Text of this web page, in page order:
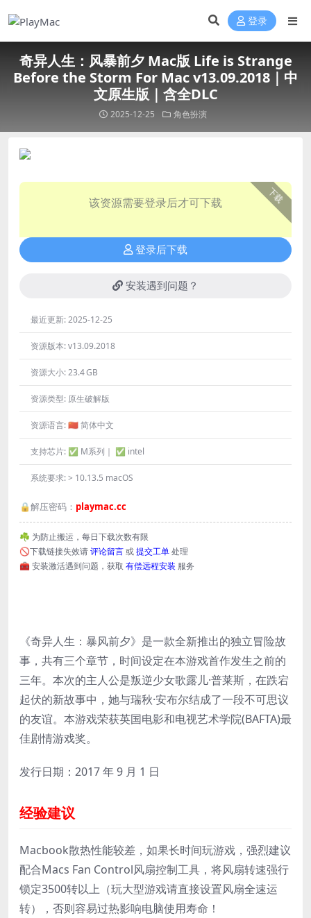
登录
奇异人生：风暴前夕 Mac版 Life is Strange
Before the Storm For Mac v13.09.2018｜中
文原生版｜含全DLC
2025-12-25 角色扮演
下载
该资源需要登录后才可下载
登录后下载
安装遇到问题？
最近更新:2025-12-25
资源版本:v13.09.2018
资源大小:23.4 GB
资源类型: 原生破解版
资源语言:🇨🇳 简体中文
支持芯片: ✅ M系列｜ ✅ intel
系统要求:> 10.13.5 macOS
🔒解压密码： playmac.cc
☘️ 为防止搬运，每日下载次数有限
🚫下载链接失效请评论留言或提交工单处理
🧰 安装激活遇到问题，获取 有偿远程安装 服务
《奇异人生：暴风前夕》是一款全新推出的独立冒险故
事，共有三个章节，时间设定在本游戏首作发生之前的
三年。本次的主人公是叛逆少女歌露儿·普莱斯，在跌宕
起伏的新故事中，她与瑞秋·安布尔结成了一段不可思议
的友谊。本游戏荣获英国电影和电视艺术学院(BAFTA)最
佳剧情游戏奖。
发行日期：2017 年 9 月 1 日
经验建议
Macbook散热性能较差，如果长时间玩游戏，强烈建议
配合Macs Fan Control风扇控制工具，将风扇转速强行
锁定3500转以上（玩大型游戏请直接设置风扇全速运
转），否则容易过热影响电脑使用寿命！